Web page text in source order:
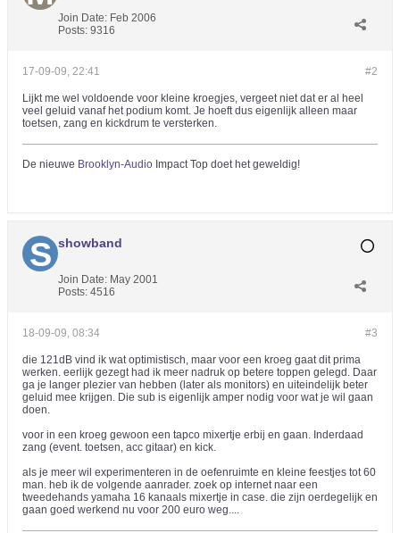
Join Date: Feb 2006
Posts: 9316
#2
17-09-09, 22:41
Lijkt me wel voldoende voor kleine kroegjes, vergeet niet dat er al heel
veel geluid vanaf het podium komt. Je hoeft dus eigenlijk alleen maar
toetsen, zang en kickdrum te versterken.
De nieuwe Brooklyn-Audio Impact Top doet het geweldig!
showband
Join Date: May 2001
Posts: 4516
#3
18-09-09, 08:34
die 121dB vind ik wat optimistisch, maar voor een kroeg gaat dit prima
werken. eerlijk gezegt had ik meer nadruk op betere toppen gelegd. Daar
ga je langer plezier van hebben (later als monitors) en uiteindelijk beter
geluid mee krijgen. Die sub is eigenlijk amper nodig voor wat je wil gaan
doen.
voor in een kroeg gewoon een tapco mixertje erbij en gaan. Inderdaad
zang (event. toetsen, acc gitaar) en kick.
als je meer wil experimenteren in de oefenruimte en kleine feestjes tot 60
man. heb ik de volgende aanrader. zoek op internet naar een
tweedehands yamaha 16 kanaals mixertje in case. die zijn oerdegelijk en
gaan goed werkend nu voor 200 euro weg....